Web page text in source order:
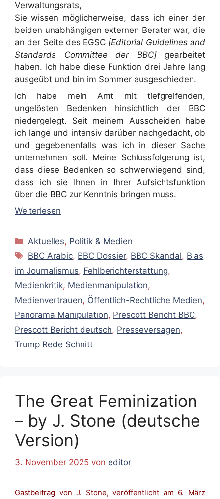
Verwaltungsrats,
Sie wissen möglicherweise, dass ich einer der
beiden unabhängigen externen Berater war, die
an der Seite des EGSC [Editorial Guidelines and
Standards Committee der BBC] gearbeitet
haben. Ich habe diese Funktion drei Jahre lang
ausgeübt und bin im Sommer ausgeschieden.
Ich habe mein Amt mit tiefgreifenden,
ungelösten Bedenken hinsichtlich der BBC
niedergelegt. Seit meinem Ausscheiden habe
ich lange und intensiv darüber nachgedacht, ob
und gegebenenfalls was ich in dieser Sache
unternehmen soll. Meine Schlussfolgerung ist,
dass diese Bedenken so schwerwiegend sind,
dass ich sie Ihnen in Ihrer Aufsichtsfunktion
über die BBC zur Kenntnis bringen muss.
Weiterlesen
Kategorien
Aktuelles, Politik & Medien
Schlagwörter
BBC Arabic, BBC Dossier, BBC Skandal, Bias
im Journalismus, Fehlberichterstattung,
Medienkritik, Medienmanipulation,
Medienvertrauen, Öffentlich-Rechtliche Medien,
Panorama Manipulation, Prescott Bericht BBC,
Prescott Bericht deutsch, Presseversagen,
Trump Rede Schnitt
The Great Feminization
– by J. Stone (deutsche
Version)
3. November 2025 von editor
Gastbeitrag von J. Stone, veröffentlicht am 6. März